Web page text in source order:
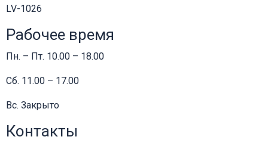
LV-1026
Рабочее время
Пн. – Пт. 10.00 – 18.00
Сб. 11.00 – 17.00
Вс. Закрыто
Контакты